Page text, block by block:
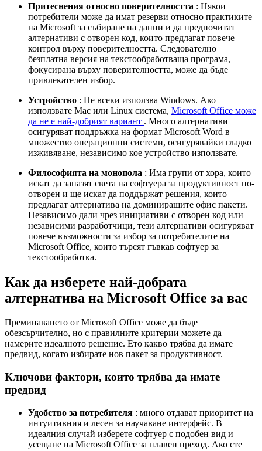
Притеснения относно поверителността : Някои
потребители може да имат резерви относно практиките
на Microsoft за събиране на данни и да предпочитат
алтернативи с отворен код, които предлагат повече
контрол върху поверителността. Следователно
безплатна версия на текстообработваща програма,
фокусирана върху поверителността, може да бъде
привлекателен избор.
Устройство : Не всеки използва Windows. Ако
използвате Mac или Linux система, Microsoft Office може
да не е най-добрият вариант . Много алтернативи
осигуряват поддръжка на формат Microsoft Word в
множество операционни системи, осигурявайки гладко
изживяване, независимо кое устройство използвате.
Философията на монопола : Има групи от хора, които
искат да запазят света на софтуера за продуктивност по-
отворен и ще искат да поддържат решения, които
предлагат алтернатива на доминиращите офис пакети.
Независимо дали чрез инициативи с отворен код или
независими разработчици, тези алтернативи осигуряват
повече възможности за избор за потребителите на
Microsoft Office, които търсят гъвкав софтуер за
текстообработка.
Как да изберете най-добрата
алтернатива на Microsoft Office за вас
Преминаването от Microsoft Office може да бъде
обезсърчително, но с правилните критерии можете да
намерите идеалното решение. Ето какво трябва да имате
предвид, когато избирате нов пакет за продуктивност.
Ключови фактори, които трябва да имате
предвид
Удобство за потребителя : много отдават приоритет на
интуитивния и лесен за научаване интерфейс. В
идеалния случай изберете софтуер с подобен вид и
усещане на Microsoft Office за плавен преход. Ако сте